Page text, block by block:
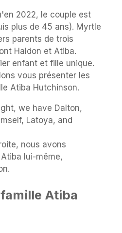
2022, le couple est
plus de 45 ans). Myrtle
parents de trois
Haldon et Atiba.
enfant et fille unique.
vous présenter les
Atiba Hutchinson.
nous avons
lui-même,
Atiba